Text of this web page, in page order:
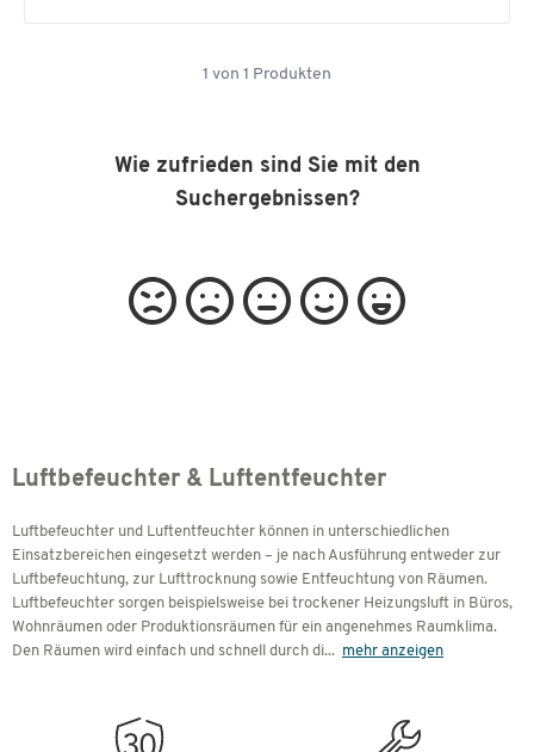
1 von 1 Produkten
Wie zufrieden sind Sie mit den
Suchergebnissen?
Luftbefeuchter & Luftentfeuchter
Luftbefeuchter und Luftentfeuchter können in unterschiedlichen
Einsatzbereichen eingesetzt werden – je nach Ausführung entweder zur
Luftbefeuchtung, zur Lufttrocknung sowie Entfeuchtung von Räumen.
Luftbefeuchter sorgen beispielsweise bei trockener Heizungsluft in Büros,
Wohnräumen oder Produktionsräumen für ein angenehmes Raumklima.
Den Räumen wird einfach und schnell durch di... mehr anzeigen